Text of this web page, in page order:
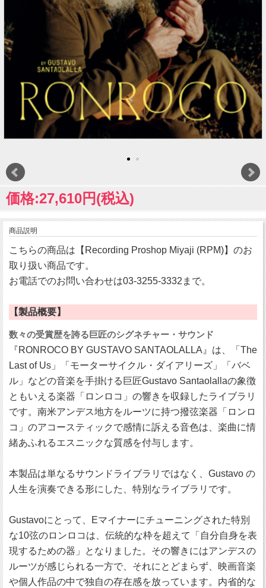
価格:27,610円(税込)
商品説明
こちらの商品は【Recording Proshop Miyaji (RPM)】のお
取り扱い商品です。
お電話でのお問い合わせは03-3255-3332まで。
【製品概要】
数々の受賞歴を誇る巨匠のシグネチャー・サウンド
『RONROCO BY GUSTAVO SANTAOLALLA』は、「The
Last of Us」「モーターサイクル・ダイアリーズ」「バベ
ル」などの音楽を手掛ける巨匠Gustavo Santaolallaの象徴
ともいえる楽器「ロンロコ」の響きを収録したライブラリ
です。南米アンデス地方をルーツに持つ撥弦楽器「ロンロ
コ」のアコースティックで感情に訴える音色は、楽曲に情
緒あふれるエスニックな質感を付与します。
本製品は単なるサウンドライブラリではなく、Gustavo の
人生を演奏できる形にした、特別なライブラリです。
Gustavoにとって、Eマイナーにチューニングされた特別
な10弦のロンロコは、伝統的な枠を超えて「自分自身を表
現するための器」となりました。その響きにはアンデスの
ルーツが感じられる一方で、それにとどまらず、映画音楽
や個人作品の中で独自の存在感を放っています。内省的な